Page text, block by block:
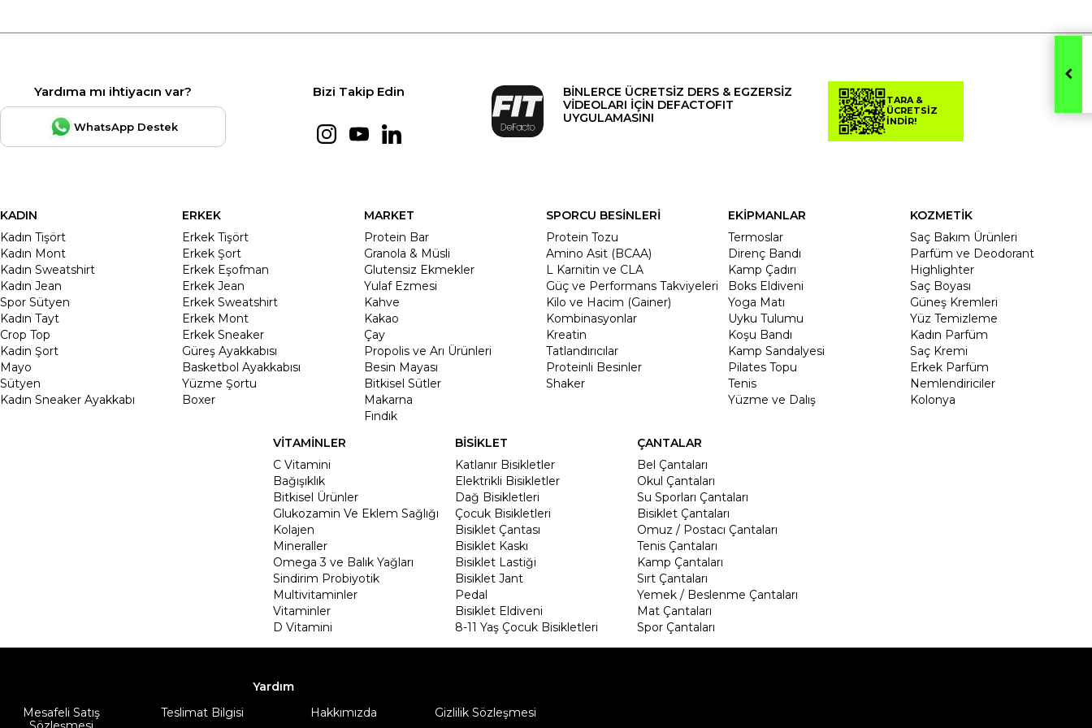
Yardıma mı ihtiyacın var?
WhatsApp Destek
Bizi Takip Edin
BİNLERCE ÜCRETSİZ DERS & EGZERSİZ
VİDEOLARI İÇİN DEFACTOFIT
UYGULAMASINI
TARA &
ÜCRETSİZ
İNDİR!
KADIN
Kadın Tişört
Kadın Mont
Kadın Sweatshirt
Kadın Jean
Spor Sütyen
Kadın Tayt
Crop Top
Kadin Şort
Mayo
Sütyen
Kadın Sneaker Ayakkabı
ERKEK
Erkek Tişört
Erkek Şort
Erkek Eşofman
Erkek Jean
Erkek Sweatshirt
Erkek Mont
Erkek Sneaker
Güreş Ayakkabısı
Basketbol Ayakkabısı
Yüzme Şortu
Boxer
MARKET
Protein Bar
Granola & Müsli
Glutensiz Ekmekler
Yulaf Ezmesi
Kahve
Kakao
Çay
Propolis ve Arı Ürünleri
Besin Mayası
Bitkisel Sütler
Makarna
Fındık
SPORCU BESİNLERİ
Protein Tozu
Amino Asit (BCAA)
L Karnitin ve CLA
Güç ve Performans Takviyeleri
Kilo ve Hacim (Gainer)
Kombinasyonlar
Kreatin
Tatlandırıcılar
Proteinli Besinler
Shaker
EKİPMANLAR
Termoslar
Direnç Bandı
Kamp Çadırı
Boks Eldiveni
Yoga Matı
Uyku Tulumu
Koşu Bandı
Kamp Sandalyesi
Pilates Topu
Tenis
Yüzme ve Dalış
KOZMETİK
Saç Bakım Ürünleri
Parfüm ve Deodorant
Highlighter
Saç Boyası
Güneş Kremleri
Yüz Temizleme
Kadın Parfüm
Saç Kremi
Erkek Parfüm
Nemlendiriciler
Kolonya
VİTAMİNLER
C Vitamini
Bağışıklık
Bitkisel Ürünler
Glukozamin Ve Eklem Sağlığı
Kolajen
Mineraller
Omega 3 ve Balık Yağları
Sindirim Probiyotik
Multivitaminler
Vitaminler
D Vitamini
BİSİKLET
Katlanır Bisikletler
Elektrikli Bisikletler
Dağ Bisikletleri
Çocuk Bisikletleri
Bisiklet Çantası
Bisiklet Kaskı
Bisiklet Lastiği
Bisiklet Jant
Pedal
Bisiklet Eldiveni
8-11 Yaş Çocuk Bisikletleri
ÇANTALAR
Bel Çantaları
Okul Çantaları
Su Sporları Çantaları
Bisiklet Çantaları
Omuz / Postacı Çantaları
Tenis Çantaları
Kamp Çantaları
Sırt Çantaları
Yemek / Beslenme Çantaları
Mat Çantaları
Spor Çantaları
Yardım
Mesafeli Satış
Teslimat Bilgisi Hakkımızda Gizlilik Sözleşmesi